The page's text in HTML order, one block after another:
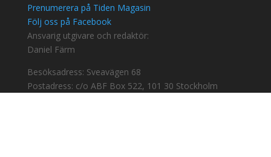
Prenumerera på Tiden Magasin
Följ oss på Facebook
Ansvarig utgivare och redaktör:
Daniel Färm
Besöksadress: Sveavägen 68
Postadress: c/o ABF Box 522, 101 30 Stockholm